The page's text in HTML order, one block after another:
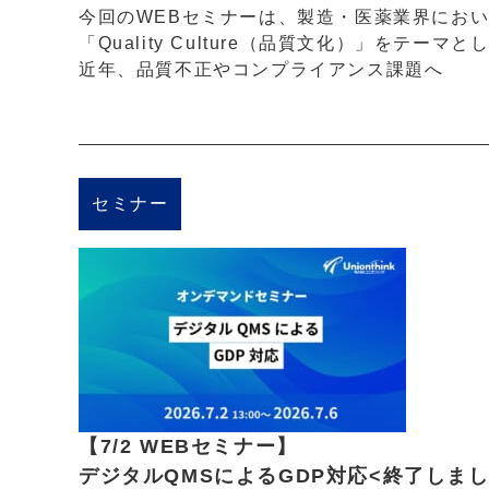
今回のWEBセミナーは、製造・医薬業界にお
「Quality Culture（品質文化）」をテーマと
近年、品質不正やコンプライアンス課題へ
セミナー
【7/2 WEBセミナー】
デジタルQMSによるGDP対応<終了しま